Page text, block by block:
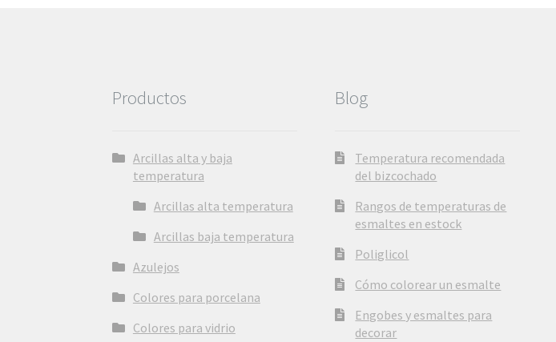
Productos
Arcillas alta y baja
temperatura
Arcillas alta temperatura
Arcillas baja temperatura
Azulejos
Colores para porcelana
Colores para vidrio
Blog
Temperatura recomendada
del bizcochado
Rangos de temperaturas de
esmaltes en estock
Poliglicol
Cómo colorear un esmalte
Engobes y esmaltes para
decorar